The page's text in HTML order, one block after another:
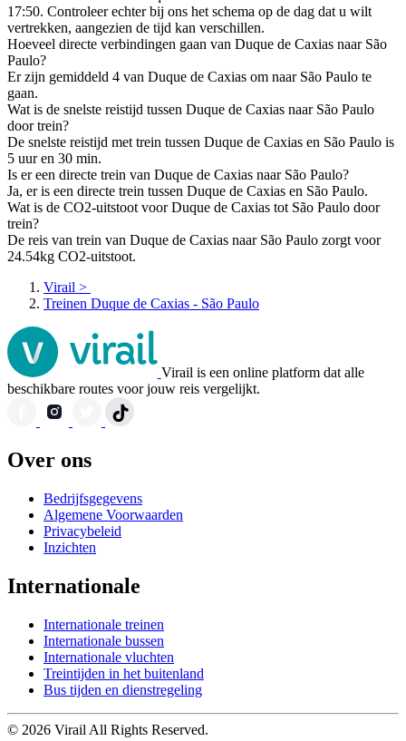
17:50. Controleer echter bij ons het schema op de dag dat u wilt
vertrekken, aangezien de tijd kan verschillen.
Hoeveel directe verbindingen gaan van Duque de Caxias naar São
Paulo?
Er zijn gemiddeld 4 van Duque de Caxias om naar São Paulo te
gaan.
Wat is de snelste reistijd tussen Duque de Caxias naar São Paulo
door trein?
De snelste reistijd met trein tussen Duque de Caxias en São Paulo is
5 uur en 30 min.
Is er een directe trein van Duque de Caxias naar São Paulo?
Ja, er is een directe trein tussen Duque de Caxias en São Paulo.
Wat is de CO2-uitstoot voor Duque de Caxias tot São Paulo door
trein?
De reis van trein van Duque de Caxias naar São Paulo zorgt voor
24.54kg CO2-uitstoot.
Virail >
Treinen Duque de Caxias - São Paulo
Virail is een online platform dat alle
beschikbare routes voor jouw reis vergelijkt.
Over ons
Bedrijfsgegevens
Algemene Voorwaarden
Privacybeleid
Inzichten
Internationale
Internationale treinen
Internationale bussen
Internationale vluchten
Treintijden in het buitenland
Bus tijden en dienstregeling
© 2026 Virail All Rights Reserved.